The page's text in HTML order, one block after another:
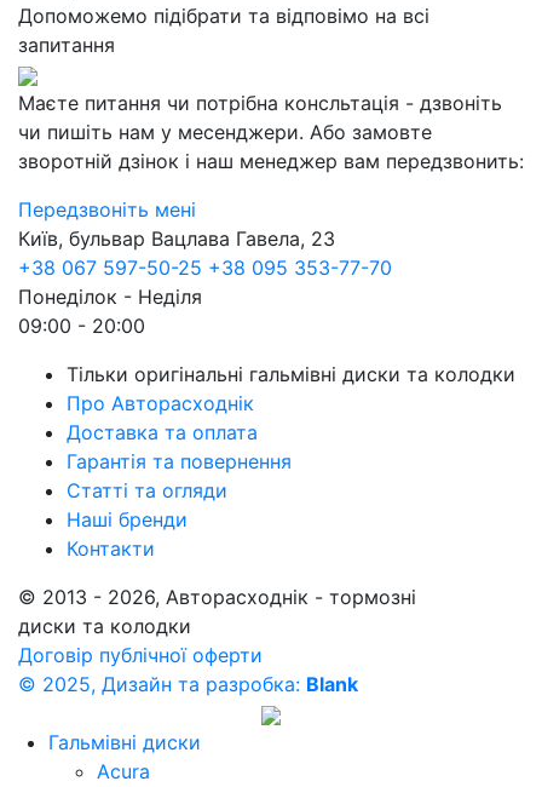
Допоможемо підібрати та відповімо на всі
запитання
Маєте питання чи потрібна консльтація - дзвоніть
чи пишіть нам у месенджери. Або замовте
зворотній дзінок і наш менеджер вам передзвонить:
Передзвоніть мені
Київ, бульвар Вацлава Гавела, 23
+38 067 597-50-25 +38 095 353-77-70
Понеділок - Неділя
09:00 - 20:00
Тільки оригінальні гальмівні диски та колодки
Про Авторасходнік
Доставка та оплата
Гарантія та повернення
Статті та огляди
Наші бренди
Контакти
© 2013 - 2026, Авторасходнік - тормозні
диски та колодки
Договір публічної оферти
© 2025, Дизайн та разробка: Blank
Гальмівні диски
Acura